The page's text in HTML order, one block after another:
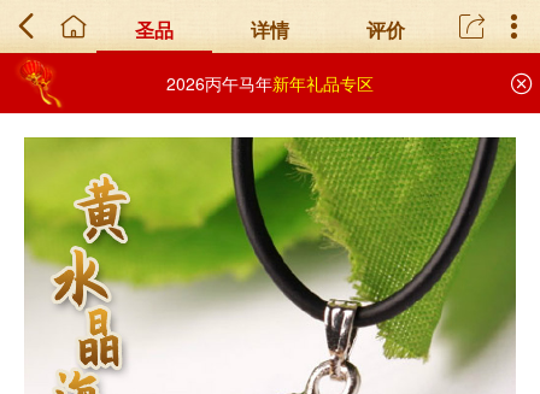
圣品 详情 评价
2026丙午马年新年礼品专区